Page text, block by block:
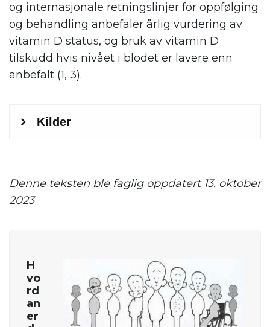
og internasjonale retningslinjer for oppfølging
og behandling anbefaler årlig vurdering av
vitamin D status, og bruk av vitamin D
tilskudd hvis nivået i blodet er lavere enn
anbefalt (1, 3).
Denne teksten ble faglig oppdatert 13. oktober
2023
H
vo
rd
an
er